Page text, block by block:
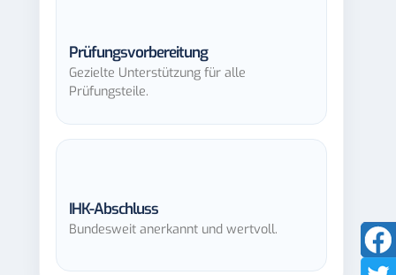
Prüfungsvorbereitung
Gezielte Unterstützung für alle
Prüfungsteile.
IHK-Abschluss
Bundesweit anerkannt und wertvoll.